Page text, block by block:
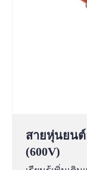
สายหุ่นยนต์
(600V)